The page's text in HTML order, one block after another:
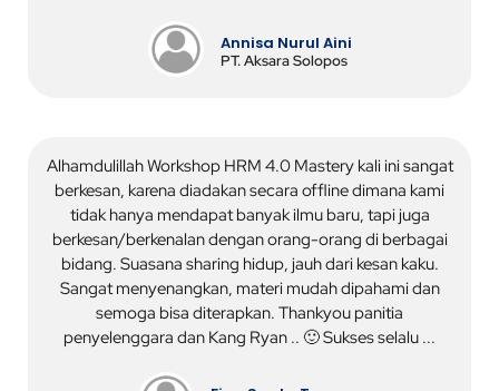
Annisa Nurul Aini
PT. Aksara Solopos
Alhamdulillah Workshop HRM 4.0 Mastery kali ini sangat
berkesan, karena diadakan secara offline dimana kami
tidak hanya mendapat banyak ilmu baru, tapi juga
berkesan/berkenalan dengan orang-orang di berbagai
bidang. Suasana sharing hidup, jauh dari kesan kaku.
Sangat menyenangkan, materi mudah dipahami dan
semoga bisa diterapkan. Thankyou panitia
penyelenggara dan Kang Ryan .. 🙂 Sukses selalu ...